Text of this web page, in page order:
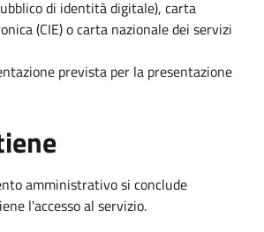
di identità digitale), carta
(CIE) o carta nazionale dei servizi
prevista per la presentazione
amministrativo si conclude
l'accesso al servizio.